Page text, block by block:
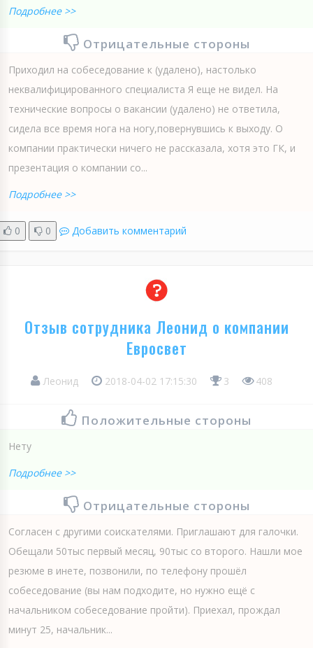
Подробнее >>
Отрицательные стороны
Приходил на собеседование к (удалено), настолько
неквалифицированного специалиста Я еще не видел. На
технические вопросы о вакансии (удалено) не ответила,
сидела все время нога на ногу,повернувшись к выходу. О
компании практически ничего не рассказала, хотя это ГК, и
презентация о компании со...
Подробнее >>
0 0 Добавить комментарий
Отзыв сотрудника Леонид о компании
Евросвет
Леонид 2018-04-02 17:15:30 3 408
Положительные стороны
Нету
Подробнее >>
Отрицательные стороны
Согласен с другими соискателями. Приглашают для галочки.
Обещали 50тыс первый месяц, 90тыс со второго. Нашли мое
резюме в инете, позвонили, по телефону прошёл
собеседование (вы нам подходите, но нужно ещё с
начальником собеседование пройти). Приехал, прождал
минут 25, начальник...